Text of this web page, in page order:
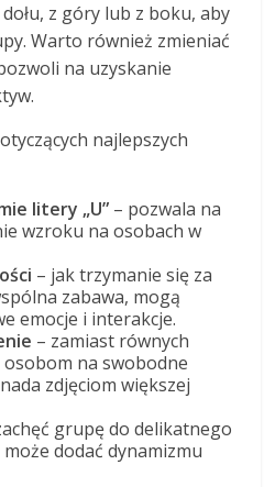
z góry lub z boku, aby
Warto również zmieniać
na uzyskanie
najlepszych
litery „U” – pozwala na
wzroku na osobach w
– jak trzymanie się za
zabawa, mogą
emocje i interakcje.
– zamiast równych
na swobodne
zdjęciom większej
grupę do delikatnego
dodać dynamizmu